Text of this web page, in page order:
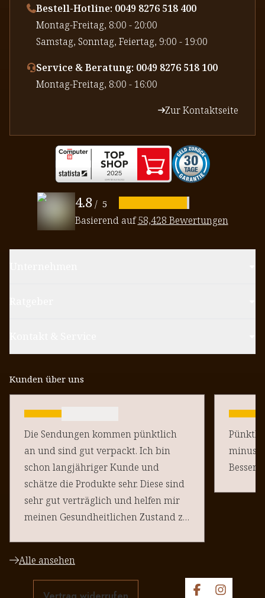
Bestell-Hotline: 0049 8276 518 400
⁠Montag-Freitag, 8:00 - 20:00
⁠Samstag, Sonntag, Feiertag, 9:00 - 19:00
Service & Beratung: 0049 8276 518 100
⁠Montag-Freitag, 8:00 - 16:00
Zur Kontaktseite
4.8 / 5
Basierend auf58,428 Bewertungen
Kunden über uns
Die Sendungen kommen pünktlich
an und sind gut verpackt. Ich bin
schon langjähriger Kunde und
schätze die Produkte sehr. Diese sind
sehr gut verträglich und helfen mir
meinen Gesundheitlichen Zustand zu
Pünktlich
minus
Alle ansehen